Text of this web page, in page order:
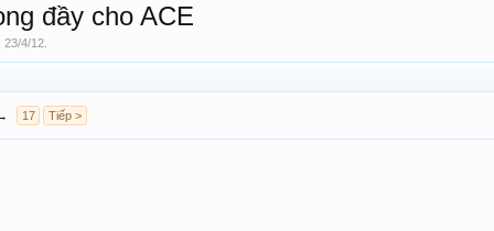
đầy cho ACE
23/4/12
17 Tiếp >